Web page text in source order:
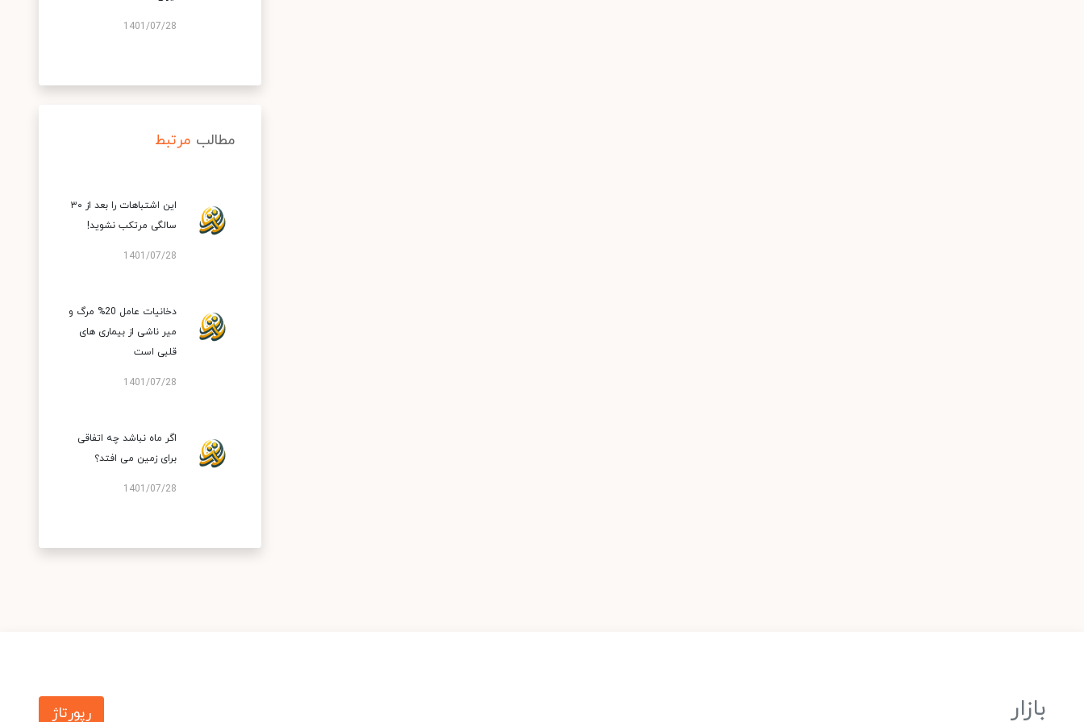
1401/07/28
مطالب مرتبط
این اشتباهات را بعد از ۳۰
سالگی مرتکب نشوید!
1401/07/28
دخانیات عامل 20% مرگ و
میر ناشی از بیماری های
قلبی است
1401/07/28
اگر ماه نباشد چه اتفاقی
برای زمین می افتد؟
1401/07/28
بازار رپورتاژ